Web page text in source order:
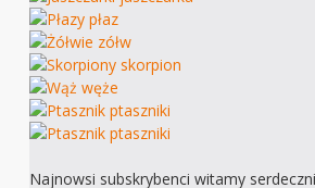
Najnowsi subskrybenci witamy